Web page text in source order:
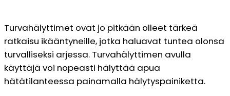
Turvahälyttimet ovat jo pitkään olleet tärkeä
ratkaisu ikääntyneille, jotka haluavat tuntea olonsa
turvalliseksi arjessa. Turvahälyttimen avulla
käyttäjä voi nopeasti hälyttää apua
hätätilanteessa painamalla hälytyspainiketta.